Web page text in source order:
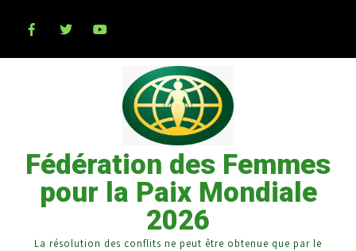
Fédération des Femmes
pour la Paix Mondiale
2026
La résolution des conflits ne peut être obtenue que par le